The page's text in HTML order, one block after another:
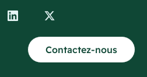
Contactez-nous